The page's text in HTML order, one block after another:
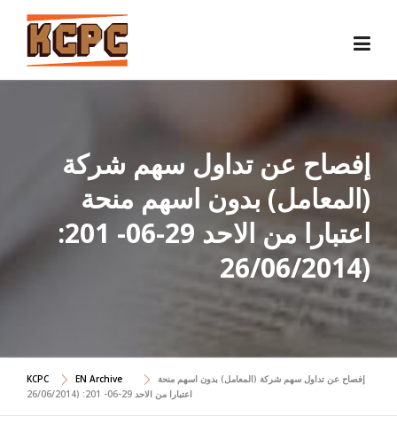
Skip
content
إفصاح عن تداول سهم شركة
(المعامل) بدون اسهم منحة
اعتبارا من الاحد 29-06- 201:
(26/06/2014
KCPC EN Archive
إفصاح عن تداول سهم شركة (المعامل) بدون اسهم منحة
اعتبارا من الاحد 29-06- 201: (26/06/2014